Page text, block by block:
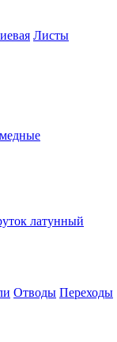
Листы
латунный
Отводы Переходы